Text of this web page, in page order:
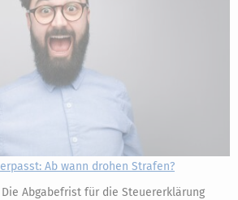
Ab wann drohen Strafen?
Die Abgabefrist für die Steuererklärung